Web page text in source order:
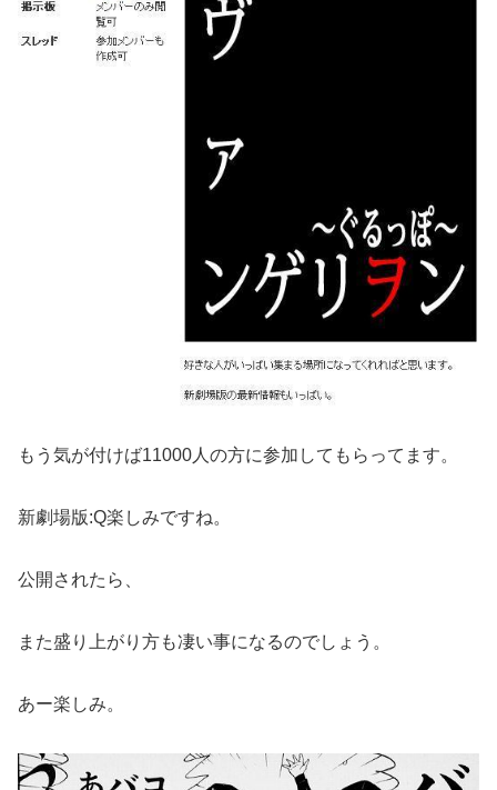
もう気が付けば11000人の方に参加してもらってます。
新劇場版:Q楽しみですね。
公開されたら、
また盛り上がり方も凄い事になるのでしょう。
あー楽しみ。